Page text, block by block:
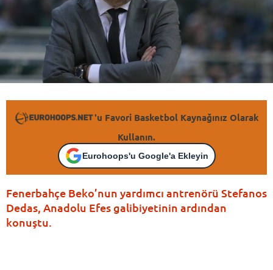
'u Favori Basketbol Kaynağınız Olarak
Kullanın.
Eurohoops'u Google'a Ekleyin
Fenerbahçe Beko’nun yardımcı antrenörü Stefanos
Dedas, Anadolu Efes galibiyetinin ardından
konuştu.